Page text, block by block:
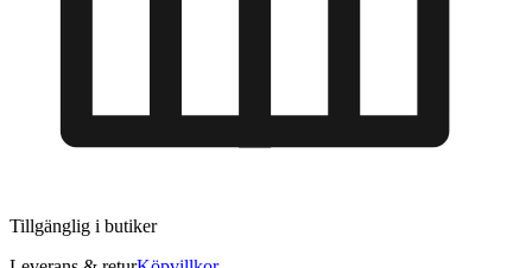
Tillgänglig i butiker